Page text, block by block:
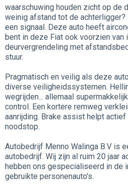
waarschuwing houden zicht op de
weinig afstand tot de
een signaal. Deze auto heeft
bent in deze Fiat ook voorzien
deurvergrendeling met
stuur.
Pragmatisch en veilig als deze
diverse veiligheidssystemen.
wegrijden... allemaal
control. Een kortere remweg
aanrijding. Brake assist helpt
noodstop.
Autobedrijf Menno Walinga B.V is
autobedrijf. Wij zijn al ruim 20 jaar
hebben ons gespecialiseerd in de
gebruikte personenauto's.